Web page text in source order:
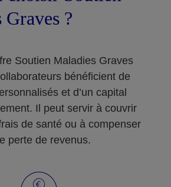
?
Soutien Maladies Graves
bénéficient de
et d’un capital
Il peut servir à couvrir
de santé ou à compenser
perte de revenus.